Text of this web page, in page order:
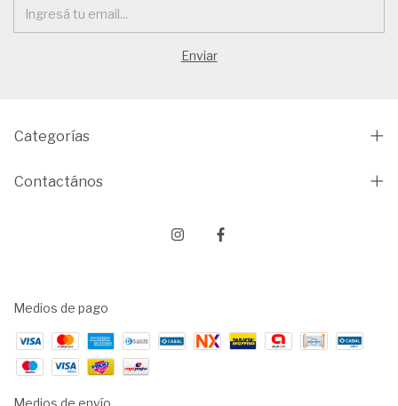
Categorías
Contactános
Medios de pago
Medios de envío